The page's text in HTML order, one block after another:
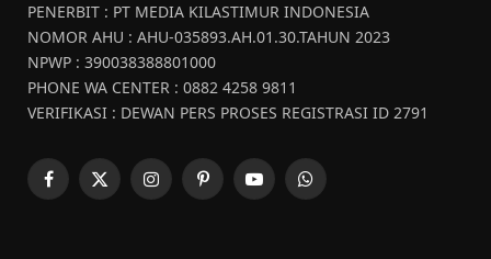
PENERBIT : PT MEDIA KILASTIMUR INDONESIA
NOMOR AHU : AHU-035893.AH.01.30.TAHUN 2023
NPWP : 390038388801000
PHONE WA CENTER : 0882 4258 9811
VERIFIKASI : DEWAN PERS PROSES REGISTRASI ID 2791
Facebook
X
InstagramPinterestYouTubeWhatsApp